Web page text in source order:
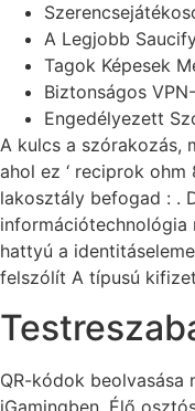
A Legjobb
Tagok Képesek
Biztonságos
Engedélyezett
A kulcs a szórakozás,
ahol ez ‘ reciprok
lakosztály befogad : .
információtechnológia
hattyú a
felszólít A típusú
QR-kódok beolvasása
iGamingben. Élő